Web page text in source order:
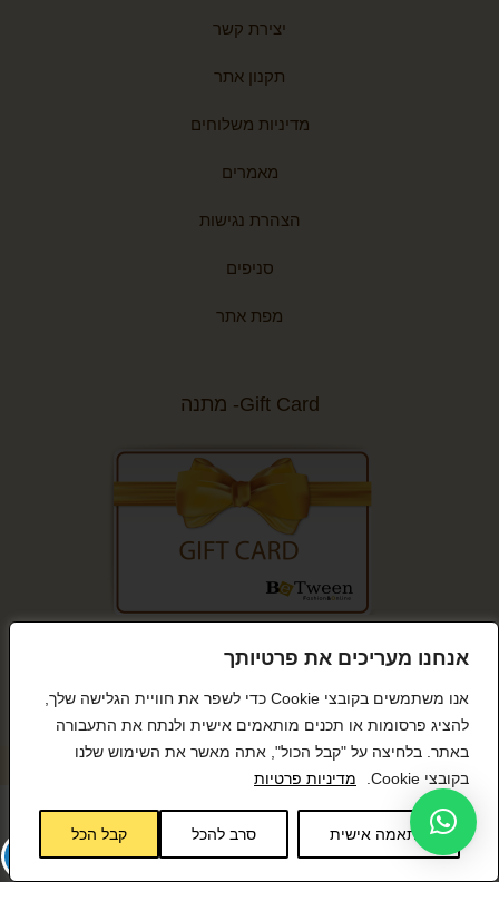
אנחנו מעריכים את פרטיותך
אנו משתמשים בקובצי Cookie כדי לשפר את חוויית הגלישה שלך,
להציג פרסומות או תכנים מותאמים אישית ולנתח את התעבורה
באתר. בלחיצה על "קבל הכול", אתה מאשר את השימוש שלנו
בקובצי Cookie.
מדיניות פרטיות
התאמה אישית סרב להכל קבל הכל
יצירת קשר
תקנון אתר
מדיניות משלוחים
מאמרים
הצהרת נגישות
סניפים
מפת אתר
Gift Card- מתנה
קנייה מאובטחת
© כל הזכויות שמורות BeTween